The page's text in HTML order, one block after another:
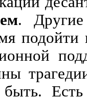
.
подойти